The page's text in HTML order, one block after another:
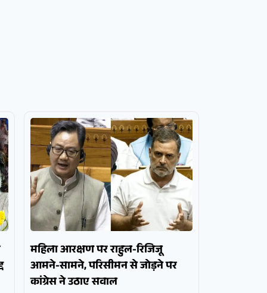
महिला आरक्षण पर राहुल-रिजिजू
आमने-सामने, परिसीमन से जोड़ने पर
कांग्रेस ने उठाए सवाल